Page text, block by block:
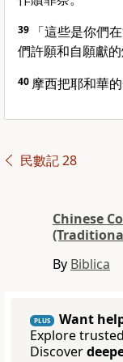
39
「這些是你們
們許願和自願獻
40 摩西把耶和華
民數記 28
Chinese
By Biblica
PLUS
Want
Explore
Discover